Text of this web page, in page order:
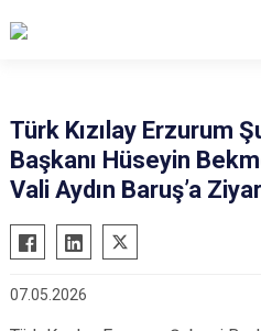
Türk Kızılay Erzurum
Başkanı Hüseyin
Vali Aydın Baruş’a
07.05.2026